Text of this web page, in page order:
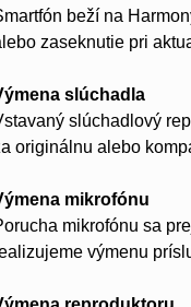
beží na
zaseknutie pri
slúchadla
slúchadlový
originálnu alebo
mikrofónu
mikrofónu sa
výmenu